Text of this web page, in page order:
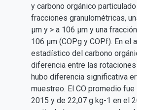
y carbono orgánico particulado
fracciones granulométricas, una
μm y > a 106 μm y una fracción
106 μm (COPg y COPf). En el
estadístico del carbono
diferencia entre las rotaciones
hubo diferencia significativa
muestreo. El CO promedio fue
2015 y de 22,07 g kg-1 en el